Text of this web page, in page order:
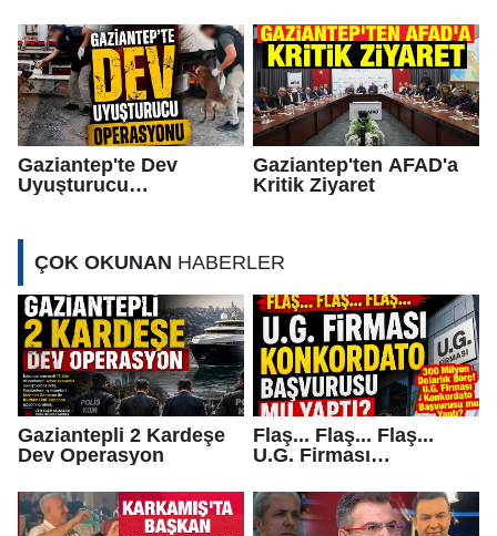
Gaziantep'te Dev
Uyuşturucu
Gaziantep'ten AFAD'a
Kritik Ziyaret
ÇOK OKUNAN HABERLER
Gaziantepli 2 Kardeşe
Dev Operasyon
Flaş... Flaş... Flaş...
U.G. Firması
mu yaptı?